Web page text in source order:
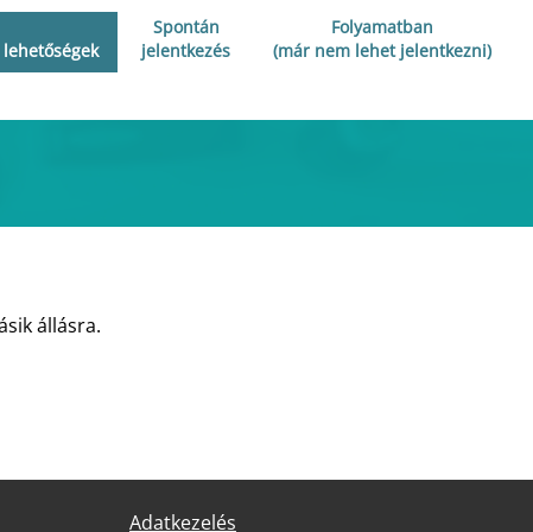
lehetőségek
Spontán
jelentkezés
Folyamatban
(már nem lehet jelentkezni)
állásra.
Adatkezelés